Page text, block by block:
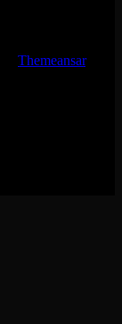
Themeansar.